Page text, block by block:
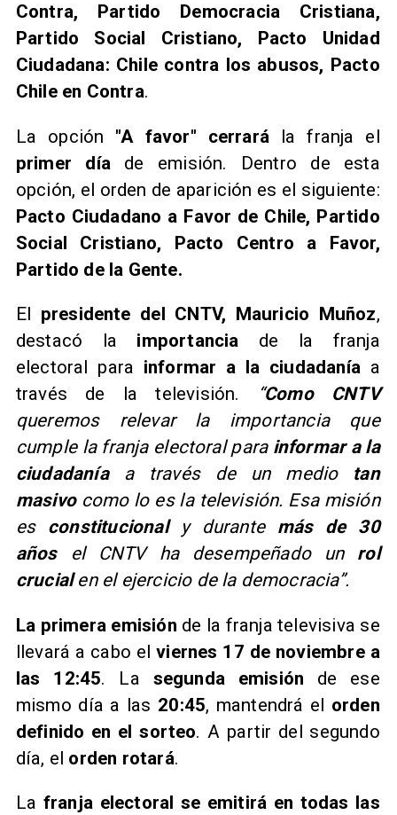
Contra, Partido Democracia Cristiana,
Partido Social Cristiano, Pacto Unidad
Ciudadana: Chile contra los abusos, Pacto
Chile en Contra.
La opción "A favor" cerrará la franja el
primer día de emisión. Dentro de esta
opción, el orden de aparición es el siguiente:
Pacto Ciudadano a Favor de Chile, Partido
Social Cristiano, Pacto Centro a Favor,
Partido de la Gente.
El presidente del CNTV, Mauricio Muñoz,
destacó la importancia de la franja
electoral para informar a la ciudadaníaa
través de la televisión.
“Como CNTV
queremos relevar la importancia que
cumple la franja electoral para informar a la
ciudadanía a través de un mediotan
masivo como lo es la televisión. Esa misión
es constitucionaly durante más de 30
añosel CNTV ha desempeñado un rol
crucialen el ejercicio de la democracia”.
La primera emisión de la franja televisiva se
llevará a cabo elviernes 17 de noviembre a
las 12:45. La segunda emisión de ese
mismo día a las 20:45, mantendrá el orden
definido en el sorteo. A partir del segundo
día, el orden rotará.
La franja electoral se emitirá en todas las